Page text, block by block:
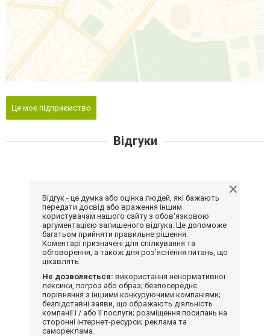
Це моє підприємство
Відгуки
Відгук - це думка або оцінка людей, які бажають
передати досвід або враження іншим
користувачам нашого сайту з обов'язковою
аргументацією залишеного відгука. Це допоможе
багатьом прийняти правильне рішення.
Коментарі призначені для спілкування та
обговорення, а також для роз'яснення питань, що
цікавлять.
Не дозволяється: використання ненормативної
лексики, погроз або образ; безпосереднє
порівняння з іншими конкуруючими компаніями;
безпідставні заяви, що ображають діяльність
компанії і / або її послуги; розміщення посилань на
сторонні інтернет-ресурси; реклама та
самореклама.